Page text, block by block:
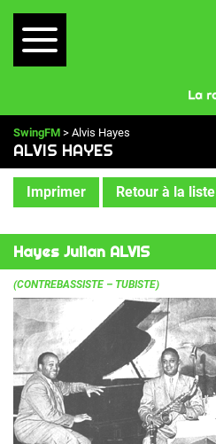
SwingFM > Alvis Hayes
ALVIS HAYES
Imprimer Retour à la liste
Hayes Julian ALVIS
(CONTREBASSISTE – TUBISTE)